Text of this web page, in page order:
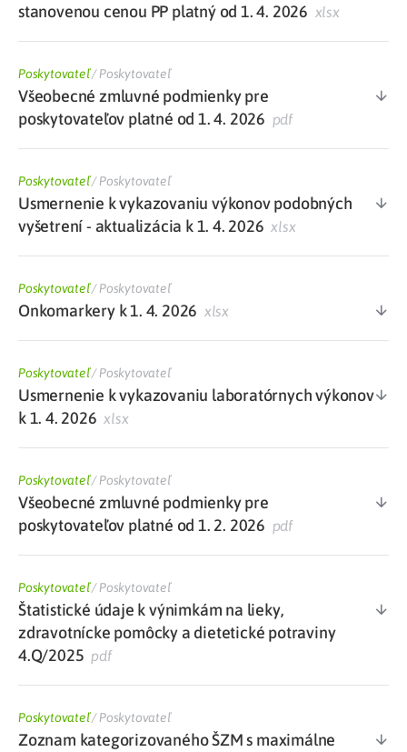
stanovenou cenou PP platný od 1. 4. 2026 xlsx
Poskytovateľ/Poskytovateľ
Všeobecné zmluvné podmienky pre
poskytovateľov platné od 1. 4. 2026 pdf
Poskytovateľ/Poskytovateľ
Usmernenie k vykazovaniu výkonov podobných
vyšetrení - aktualizácia k 1. 4. 2026 xlsx
Poskytovateľ/Poskytovateľ
Onkomarkery k 1. 4. 2026 xlsx
Poskytovateľ/Poskytovateľ
Usmernenie k vykazovaniu laboratórnych výkonov
k 1. 4. 2026 xlsx
Poskytovateľ/Poskytovateľ
Všeobecné zmluvné podmienky pre
poskytovateľov platné od 1. 2. 2026 pdf
Poskytovateľ/Poskytovateľ
Štatistické údaje k výnimkám na lieky,
zdravotnícke pomôcky a dietetické potraviny
4.Q/2025 pdf
Poskytovateľ/Poskytovateľ
Zoznam kategorizovaného ŠZM s maximálne